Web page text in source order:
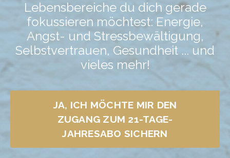
Lebensbereiche du dich gerade
fokussieren möchtest: Energie,
Angst- und Stressbewältigung,
Selbstvertrauen, Gesundheit ... und
vieles mehr!
JA, ICH MÖCHTE MIR DEN
ZUGANG ZUM 21-TAGE-
JAHRESABO SICHERN